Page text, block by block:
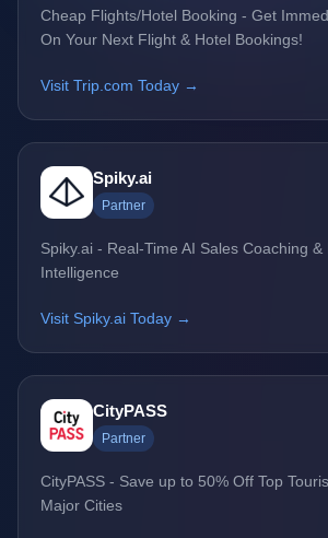
Cheap Flights/Hotel Booking - Get
On Your Next Flight & Hotel Bookings!
Visit Trip.com Today →
Spiky.ai
Partner
Spiky.ai - Real-Time AI Sales Coaching &
Intelligence
Visit Spiky.ai Today →
CityPASS
Partner
CityPASS - Save up to 50% Off Top
Major Cities